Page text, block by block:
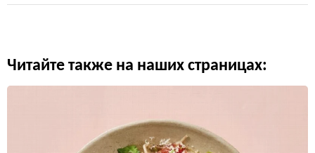
Читайте также на наших страницах: